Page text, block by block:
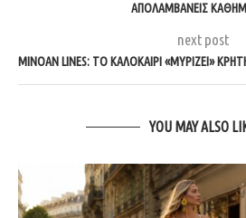
ΑΠΟΛΑΜΒΆΝΕΙΣ
next post
MINOAN LINES: ΤΟ ΚΑΛΟΚΑΊΡΙ «ΜΥΡΊΖΕΙ»
YOU MAY ALSO